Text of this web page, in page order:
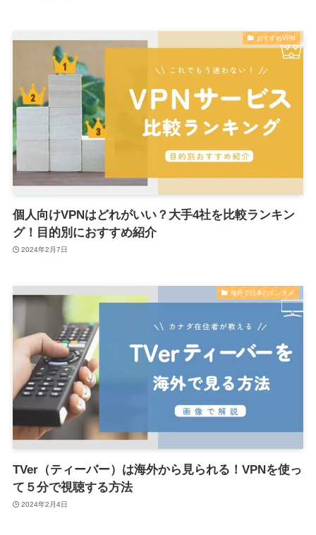
おすすめVPN
個人向けVPNはどれがいい？大手4社を⽐較ランキン
グ！⽬的別におすすめ紹介
2024年2月7日
海外で日本のエンタメ
TVer（ティーバー）は海外から見られる！VPNを使っ
て５分で視聴する方法
2024年2月4日